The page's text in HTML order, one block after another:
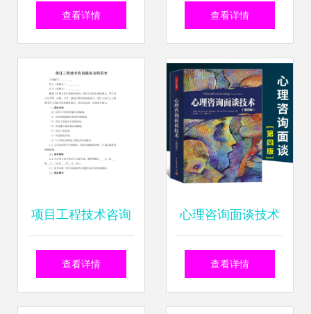
术咨询有限责任公
析
查看详情
落地加速，健康科
查看详情
项目工程技术咨询
服务合同范本（技
查看详情
心理咨询面谈技术
探索萨默斯视角下
查看详情